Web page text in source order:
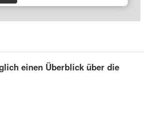
einen Überblick über die